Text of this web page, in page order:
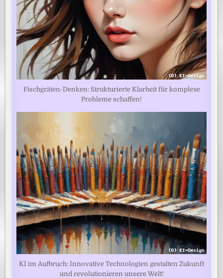
Fischgräten-Denken: Strukturierte Klarheit für komplexe
Probleme schaffen!
KI im Aufbruch: Innovative Technologien gestalten Zukunft
und revolutionieren unsere Welt!